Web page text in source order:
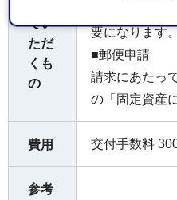
てい
ただ
くも
の
世帯の親族以
要になります
■郵便申請
請求にあたっ
の「固定資産
費用 交付手数料
参考